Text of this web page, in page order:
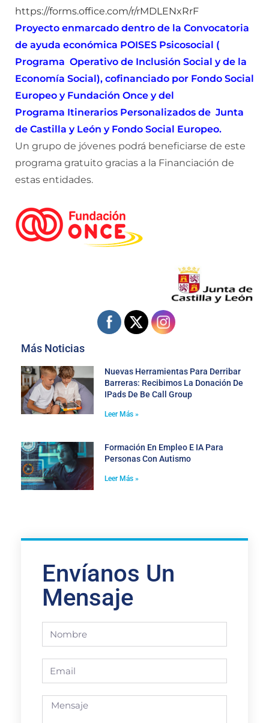
https://forms.office.com/r/rMDLENxRrF
Proyecto enmarcado dentro de la Convocatoria
de ayuda económica POISES Psicosocial (
Programa Operativo de Inclusión Social y de la
Economía Social), cofinanciado por Fondo Social
Europeo y Fundación Once y del
Programa Itinerarios Personalizados de Junta
de Castilla y León y Fondo Social Europeo.
Un grupo de jóvenes podrá beneficiarse de este
programa gratuito gracias a la Financiación de
estas entidades.
Más Noticias
Nuevas Herramientas Para Derribar
Barreras: Recibimos La Donación De
IPads De Be Call Group
Leer Más »
Formación En Empleo E IA Para
Personas Con Autismo
Leer Más »
Envíanos Un
Mensaje